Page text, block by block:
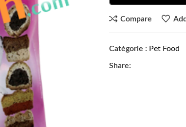
Compare
Catégorie : Pet Food
Share: